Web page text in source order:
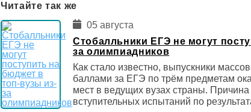
Читайте так же
05 августа
Стобалльники ЕГЭ не могут
за олимпиадников
Как стало известно, выпускники
баллами за ЕГЭ по трём предметам
мест в ведущих вузах страны.
вступительных испытаний по